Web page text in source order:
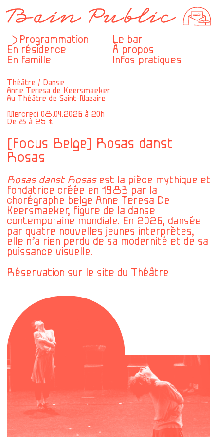
Programmation
En résidence
En famille
Le bar
À propos
Infos pratiques
Théâtre / Danse
Anne Teresa de Keersmaeker
Au Théâtre de Saint-Nazaire
Mercredi 08.04.2026 à 20h
De 8 à 25 €
[Focus Belge] Rosas danst
Rosas
Rosas danst Rosas est la pièce mythique et
fondatrice créée en 1983 par la
chorégraphe belge Anne Teresa De
Keersmaeker, figure de la danse
contemporaine mondiale. En 2026, dansée
par quatre nouvelles jeunes interprètes,
elle n’a rien perdu de sa modernité et de sa
puissance visuelle.
Réservation sur le site du Théâtre